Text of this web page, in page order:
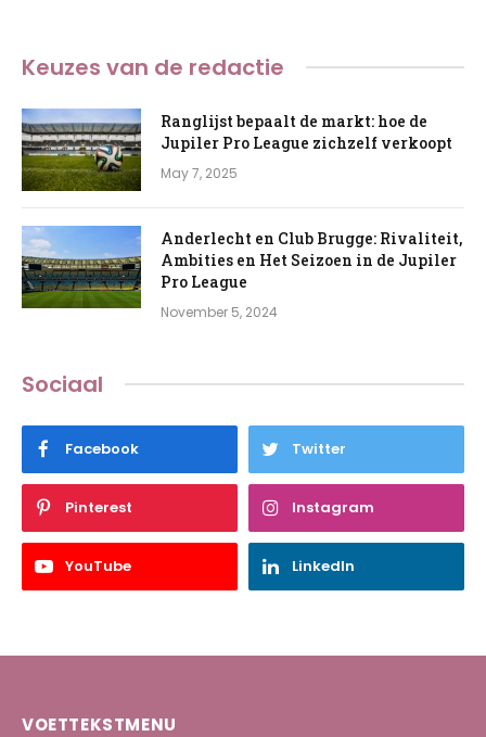
Keuzes van de redactie
Ranglijst bepaalt de markt: hoe de
Jupiler Pro League zichzelf verkoopt
May 7, 2025
Anderlecht en Club Brugge: Rivaliteit,
Ambities en Het Seizoen in de Jupiler
Pro League
November 5, 2024
Sociaal
Facebook Twitter
Pinterest Instagram
YouTube LinkedIn
VOETTEKSTMENU